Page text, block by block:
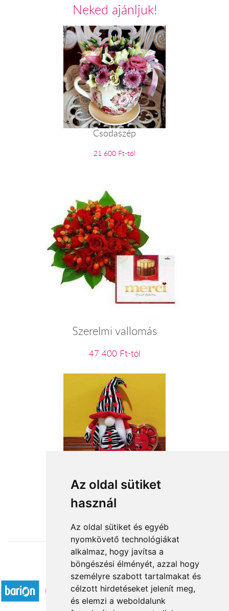
Az oldal sütiket
használ
Az oldal sütiket és egyéb
nyomkövető technológiákat
alkalmaz, hogy javítsa a
böngészési élményét, azzal hogy
személyre szabott tartalmakat és
célzott hirdetéseket jelenít meg,
és elemzi a weboldalunk
Neked ajánljuk!
Csodaszép
21 600 Ft-tól
Szerelmi vallomás
47 400 Ft-tól
Manólány zebramintás ruhában
16 360 Ft-tól
Elfogadott fizetési módok